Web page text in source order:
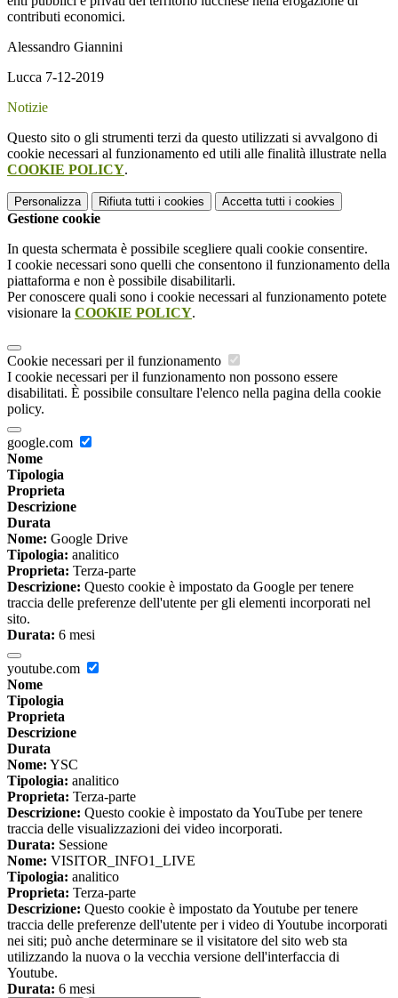
contributi economici.
Alessandro Giannini
Lucca 7-12-2019
Notizie
Questo sito o gli strumenti terzi da questo utilizzati si avvalgono di
cookie necessari al funzionamento ed utili alle finalità illustrate nella
COOKIE POLICY.
Personalizza Rifiuta tutti i cookies Accetta tutti i cookies
Gestione cookie
In questa schermata è possibile scegliere quali cookie consentire.
I cookie necessari sono quelli che consentono il funzionamento della
piattaforma e non è possibile disabilitarli.
Per conoscere quali sono i cookie necessari al funzionamento potete
visionare la COOKIE POLICY.
Cookie necessari per il funzionamento
I cookie necessari per il funzionamento non possono essere
disabilitati. È possibile consultare l'elenco nella pagina della cookie
policy.
google.com
Nome
Tipologia
Proprieta
Descrizione
Durata
Nome: Google Drive
Tipologia: analitico
Proprieta: Terza-parte
Descrizione: Questo cookie è impostato da Google per tenere
traccia delle preferenze dell'utente per gli elementi incorporati nel
sito.
Durata: 6 mesi
youtube.com
Nome
Tipologia
Proprieta
Descrizione
Durata
Nome: YSC
Tipologia: analitico
Proprieta: Terza-parte
Descrizione: Questo cookie è impostato da YouTube per tenere
traccia delle visualizzazioni dei video incorporati.
Durata: Sessione
Nome: VISITOR_INFO1_LIVE
Tipologia: analitico
Proprieta: Terza-parte
Descrizione: Questo cookie è impostato da Youtube per tenere
traccia delle preferenze dell'utente per i video di Youtube incorporati
nei siti; può anche determinare se il visitatore del sito web sta
utilizzando la nuova o la vecchia versione dell'interfaccia di
Youtube.
Durata: 6 mesi